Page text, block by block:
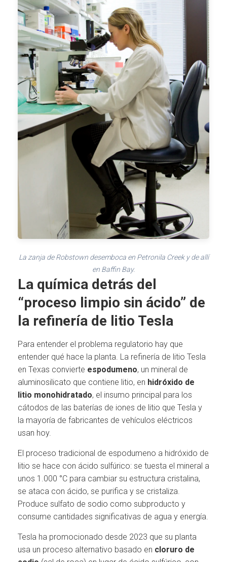
La zanja de Robstown desemboca en Petronila Creek y de allí
en Baffin Bay.
La química detrás del
“proceso limpio sin ácido” de
la refinería de litio Tesla
Para entender el problema regulatorio hay que
entender qué hace la planta. La refinería de litio Tesla
en Texas convierte espodumeno, un mineral de
aluminosilicato que contiene litio, en hidróxido de
litio monohidratado, el insumo principal para los
cátodos de las baterías de iones de litio que Tesla y
la mayoría de fabricantes de vehículos eléctricos
usan hoy.
El proceso tradicional de espodumeno a hidróxido de
litio se hace con ácido sulfúrico: se tuesta el mineral a
unos 1.000 °C para cambiar su estructura cristalina,
se ataca con ácido, se purifica y se cristaliza.
Produce sulfato de sodio como subproducto y
consume cantidades significativas de agua y energía.
Tesla ha promocionado desde 2023 que su planta
usa un proceso alternativo basado en cloruro de